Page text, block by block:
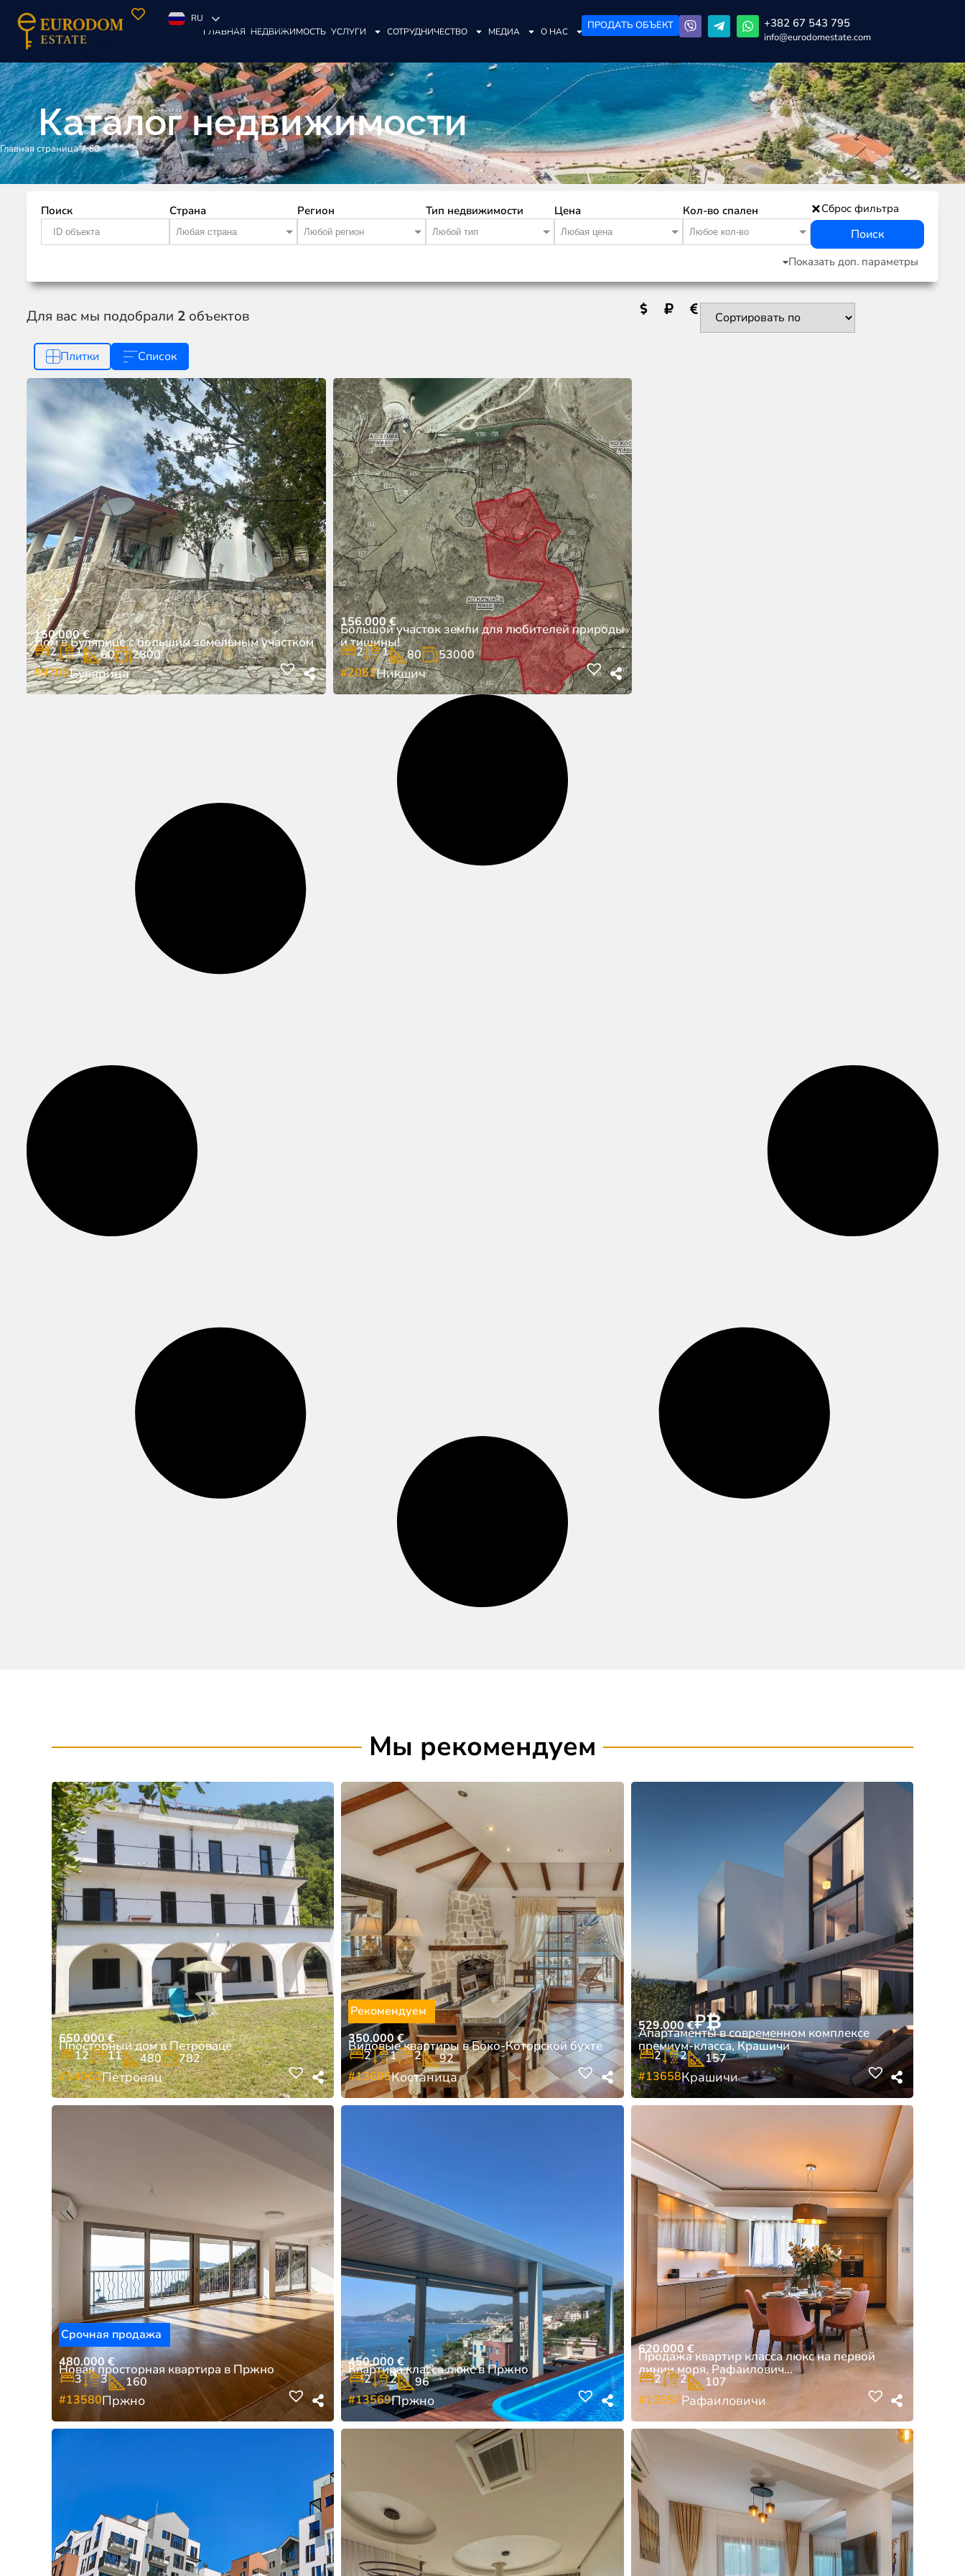
RU
ГЛАВНАЯ НЕДВИЖИМОСТЬ УСЛУГИ СОТРУДНИЧЕСТВО МЕДИА О НАС ПРОДАТЬ ОБЪЕКТ +382 67 543 795
info@eurodomestate.com
Каталог недвижимости
Главная страница/80
Поиск Страна
Любая страна
Регион
Любой регион
Тип недвижимости
Любой тип
Цена
Любая цена
Кол-во спален
Любое кол-во
Сброс фильтра
Поиск
Показать доп. параметры
Для вас мы подобрали 2 объектов
Плитки Список
150.000€
Дом в Булярице с большим земельным участком
2 1 80
2800
#9700Булярица
156.000€
Большой участок земли для любителей природы
и тишины!
2 1 80
53000
#2062Никшич
Мы рекомендуем
650.000€
Просторный дом в Петроваце
12 11 480
782
#14062Петровац
350.000€
Видовые квартиры в Боко-Которской бухте
2 1 2
92
#13695Костаница
Рекомендуем
529.000€₽₿
Апартаменты в современном комплексе
премиум-класса, Крашичи
2 2
157
#13658Крашичи
480.000€
Новая просторная квартира в Пржно
3 3
160
#13580Пржно
Срочная продажа
450.000€
Квартира класса люкс в Пржно
2 2
96
#13569Пржно
620.000 €
Продажа квартир класса люкс на первой
линии моря, Рафаилович...
2 2
107
#13557Рафаиловичи